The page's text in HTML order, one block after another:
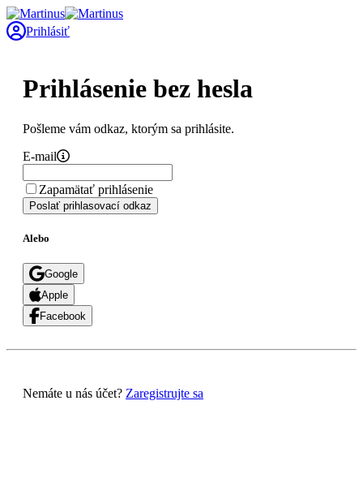
Prihlásiť
Prihlásenie bez hesla
Pošleme vám odkaz, ktorým sa prihlásite.
E-mail
Zapamätať prihlásenie
Poslať prihlasovací odkaz
Alebo
Google
Apple
Facebook
Nemáte u nás účet? Zaregistrujte sa